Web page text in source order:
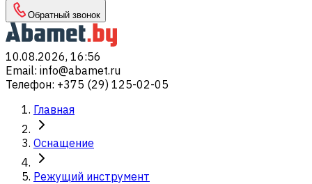
Обратный звонок
10.08.2026, 16:56
Email: info@abamet.ru
Телефон: +375 (29) 125-02-05
Главная
Оснащение
Режущий инструмент